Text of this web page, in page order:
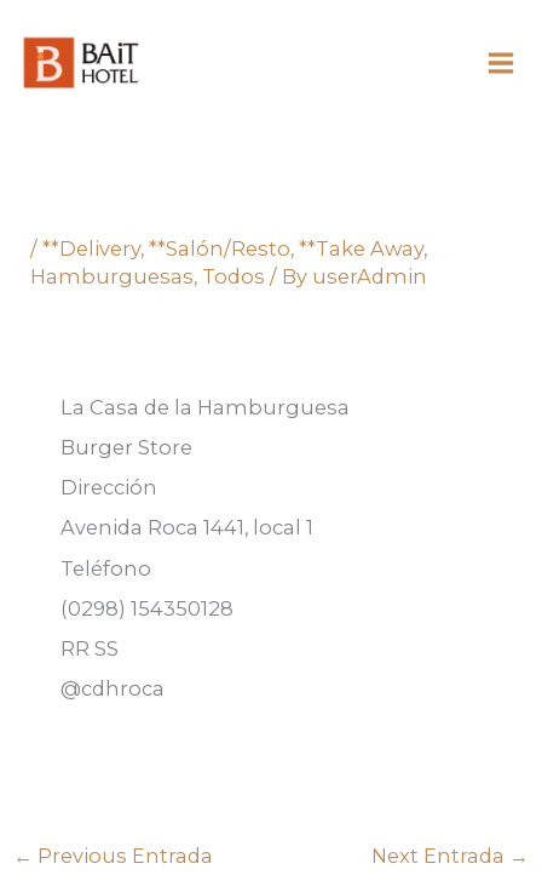
content
/**Delivery,**Salón/Resto,**Take Away,
Hamburguesas, Todos / By userAdmin
La Casa de la Hamburguesa
Burger Store
Dirección
Avenida Roca 1441, local 1
Teléfono
(0298) 154350128
RR SS
@cdhroca
← Previous Entrada Next Entrada →